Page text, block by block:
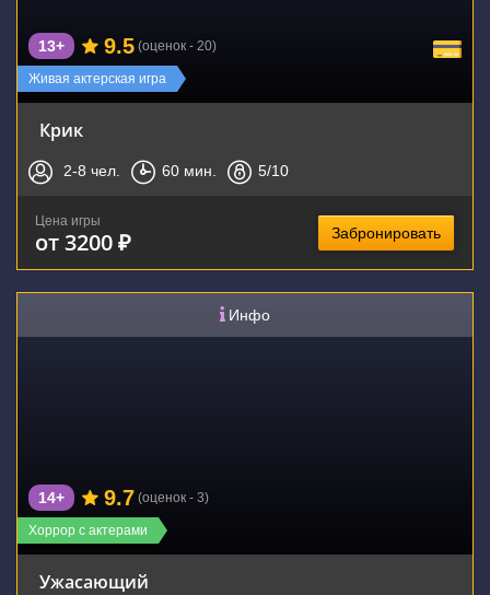
Живая актерская игра
13+ 9.5 (оценок - 20)
Крик
2-8 чел. 60 мин. 5/10
Цена игры
от 3200 ₽ Забронировать
Инфо
Хоррор с актерами
14+ 9.7 (оценок - 3)
Ужасающий